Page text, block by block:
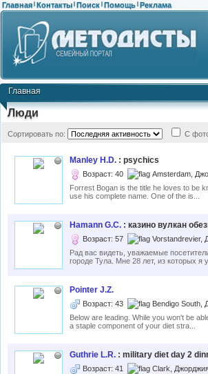
Главная | Контакты | Поиск | Помощь | Реклама
Главная
Люди
Сортировать по: С
Manley H.D. : psychics
Возраст: 40
Amsterdam,
Forrest Bogan is the title he loves to be
use his complete name. One of the is...
Hamann G.C. : казино вулкан
Возраст: 57
Vorstandrevier,
Рад вас видеть, уважаемые
городе Тула. Мне 28 лет, из которых я
Pointer J.Z.
Возраст: 43
Bendigo South,
Below are leading. While you won't be
a staple component of your diet stra...
Guthrie L.R. : military diet day 2
Возраст: 41
Clark,